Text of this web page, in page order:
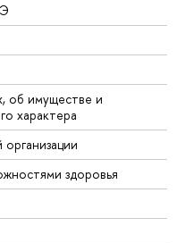
об имуществе и
характера
здоровья